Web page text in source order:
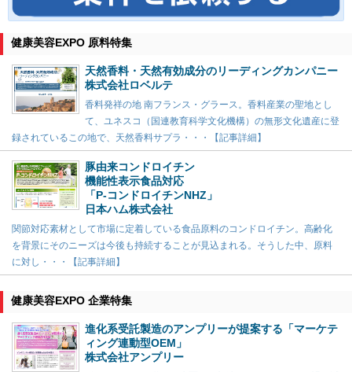
健康美容EXPO 原料特集
天然香料・天然有効成分のリーディングカンパニー
株式会社ロベルテ
香料発祥の地 南フランス・グラース。香料産業の聖地とし
て、ユネスコ（国連教育科学文化機構）の無形文化遺産に登
録されているこの地で、天然香料サプラ・・・【記事詳細】
豚由来コンドロイチン
機能性表示食品対応
「P-コンドロイチンNHZ」
日本ハム株式会社
関節対応素材として市場に定着している食品原料のコンドロイチン。高齢化
を背景にそのニーズは今後も持続することが見込まれる。そうした中、原料
に対し・・・【記事詳細】
健康美容EXPO 企業特集
進化系受託製造のアンプリーが提案する「マーケテ
ィング連動型OEM」
株式会社アンプリー